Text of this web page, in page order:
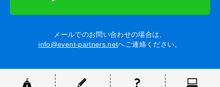
メールでのお問い合わせの場合は、
info@event-partners.netへご連絡ください。